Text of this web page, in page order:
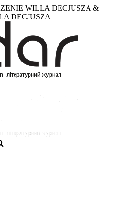
WILLA DECJUSZA &
DECJUSZA